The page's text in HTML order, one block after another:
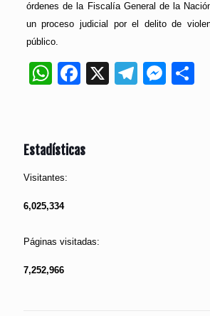
órdenes de la Fiscalía General de la
un proceso judicial por el delito de
público.
WhatsApp
Facebook
X
Estadísticas
Visitantes:
6,025,334
Páginas visitadas:
7,252,966